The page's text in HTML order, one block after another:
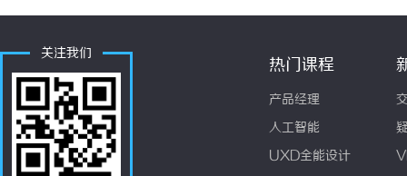
关注我们
热门课程
产品经理
人工智能
UXD全能设计